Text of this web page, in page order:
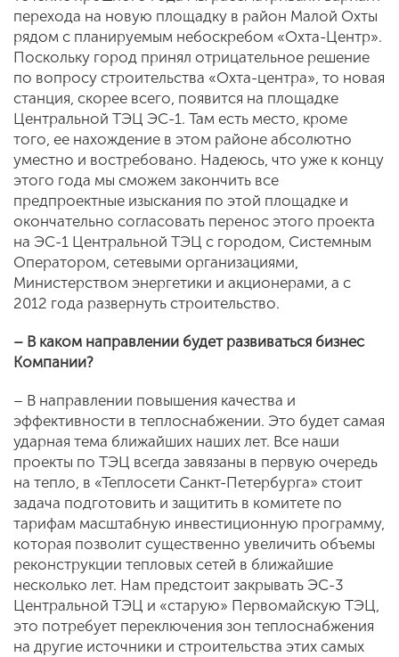
перехода на новую площадку в район Малой Охты
рядом с планируемым небоскребом «Охта-Центр».
Поскольку город принял отрицательное решение
по вопросу строительства «Охта-центра», то новая
станция, скорее всего, появится на площадке
Центральной ТЭЦ ЭС-1. Там есть место, кроме
того, ее нахождение в этом районе абсолютно
уместно и востребовано. Надеюсь, что уже к концу
этого года мы сможем закончить все
предпроектные изыскания по этой площадке и
окончательно согласовать перенос этого проекта
на ЭС-1 Центральной ТЭЦ с городом, Системным
Оператором, сетевыми организациями,
Министерством энергетики и акционерами, а с
2012 года развернуть строительство.
– В каком направлении будет развиваться бизнес
Компании?
– В направлении повышения качества и
эффективности в теплоснабжении. Это будет самая
ударная тема ближайших наших лет. Все наши
проекты по ТЭЦ всегда завязаны в первую очередь
на тепло, в «Теплосети Санкт-Петербурга» стоит
задача подготовить и защитить в комитете по
тарифам масштабную инвестиционную программу,
которая позволит существенно увеличить объемы
реконструкции тепловых сетей в ближайшие
несколько лет. Нам предстоит закрывать ЭС-3
Центральной ТЭЦ и «старую» Первомайскую ТЭЦ,
это потребует переключения зон теплоснабжения
на другие источники и строительства этих самых